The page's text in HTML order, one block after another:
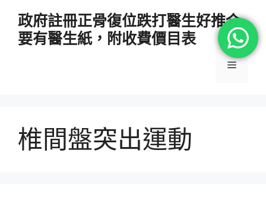
政府註冊正骨復位跌打醫生好推介
要有醫生紙，附收費價目表
選
椎間盤突出運動